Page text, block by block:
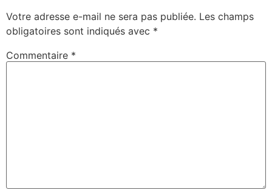
Votre adresse e-mail ne sera pas publiée. Les champs
obligatoires sont indiqués avec *
Commentaire *